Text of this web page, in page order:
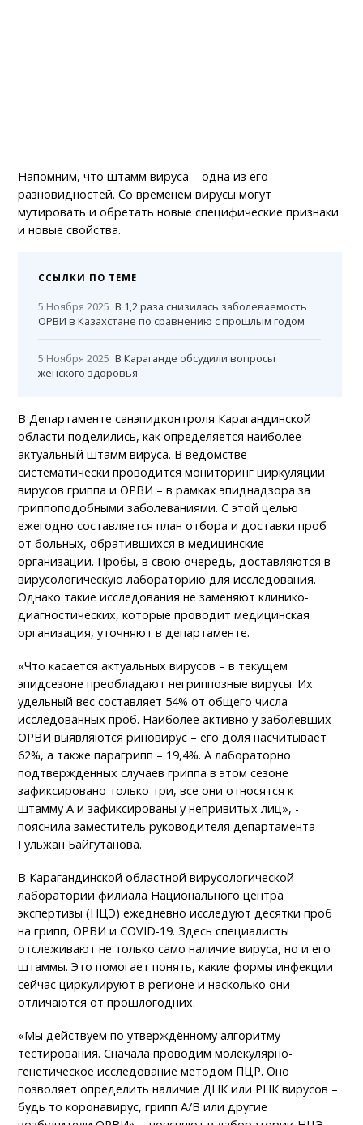
Напомним, что штамм вируса – одна из его
разновидностей. Со временем вирусы могут
мутировать и обретать новые специфические признаки
и новые свойства.
ССЫЛКИ ПО ТЕМЕ
5 Ноября 2025 В 1,2 раза снизилась заболеваемость
ОРВИ в Казахстане по сравнению с прошлым годом
5 Ноября 2025 В Караганде обсудили вопросы
женского здоровья
В Департаменте санэпидконтроля Карагандинской
области поделились, как определяется наиболее
актуальный штамм вируса. В ведомстве
систематически проводится мониторинг циркуляции
вирусов гриппа и ОРВИ – в рамках эпиднадзора за
гриппоподобными заболеваниями. С этой целью
ежегодно составляется план отбора и доставки проб
от больных, обратившихся в медицинские
организации. Пробы, в свою очередь, доставляются в
вирусологическую лабораторию для исследования.
Однако такие исследования не заменяют клинико-
диагностических, которые проводит медицинская
организация, уточняют в департаменте.
«Что касается актуальных вирусов – в текущем
эпидсезоне преобладают негриппозные вирусы. Их
удельный вес составляет 54% от общего числа
исследованных проб. Наиболее активно у заболевших
ОРВИ выявляются риновирус – его доля насчитывает
62%, а также парагрипп – 19,4%. А лабораторно
подтвержденных случаев гриппа в этом сезоне
зафиксировано только три, все они относятся к
штамму А и зафиксированы у непривитых лиц», -
пояснила заместитель руководителя департамента
Гульжан Байгутанова.
В Карагандинской областной вирусологической
лаборатории филиала Национального центра
экспертизы (НЦЭ) ежедневно исследуют десятки проб
на грипп, ОРВИ и COVID-19. Здесь специалисты
отслеживают не только само наличие вируса, но и его
штаммы. Это помогает понять, какие формы инфекции
сейчас циркулируют в регионе и насколько они
отличаются от прошлогодних.
«Мы действуем по утверждённому алгоритму
тестирования. Сначала проводим молекулярно-
генетическое исследование методом ПЦР. Оно
позволяет определить наличие ДНК или РНК вирусов –
будь то коронавирус, грипп А/В или другие